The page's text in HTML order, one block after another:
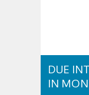
DUE
IN